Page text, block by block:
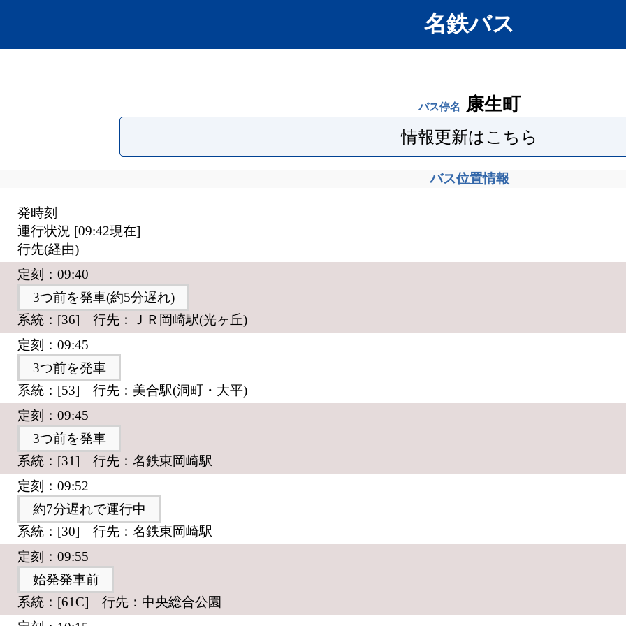
名鉄バス
バス停名 康生町
情報更新はこちら
バス位置情報
発時刻
運行状況 [09:42現在]
行先(経由)
定刻：09:40
3つ前を発車(約5分遅れ)
系統：[36] 行先：ＪＲ岡崎駅(光ヶ丘)
定刻：09:45
3つ前を発車
系統：[53] 行先：美合駅(洞町・大平)
定刻：09:45
3つ前を発車
系統：[31] 行先：名鉄東岡崎駅
定刻：09:52
約7分遅れで運行中
系統：[30] 行先：名鉄東岡崎駅
定刻：09:55
始発発車前
系統：[61C] 行先：中央総合公園